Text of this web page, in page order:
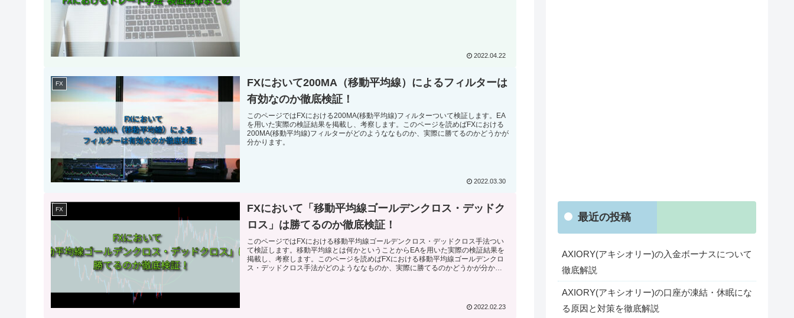
2022.04.22
FX
FXにおいて200MA（移動平均線）によるフィルターは
有効なのか徹底検証！
このページではFXにおける200MA(移動平均線)フィルターついて検証します。EA
を用いた実際の検証結果を掲載し、考察します。このページを読めばFXにおける
200MA(移動平均線)フィルターがどのようななものか、実際に勝てるのかどうかが
分かります。
2022.03.30
FX
FXにおいて「移動平均線ゴールデンクロス・デッドク
ロス」は勝てるのか徹底検証！
このページではFXにおける移動平均線ゴールデンクロス・デッドクロス手法つい
て検証します。移動平均線とは何かということからEAを用いた実際の検証結果を
掲載し、考察します。このページを読めばFXにおける移動平均線ゴールデンクロ
ス・デッドクロス手法がどのようななものか、実際に勝てるのかどうかが分かり
2022.02.23
最近の投稿
AXIORY(アキシオリー)の入金ボーナスについて
徹底解説
AXIORY(アキシオリー)の口座が凍結・休眠にな
る原因と対策を徹底解説